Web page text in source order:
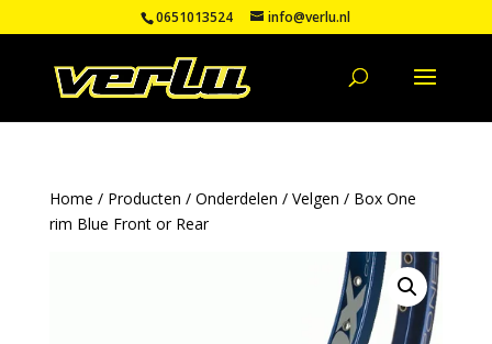
0651013524 info@verlu.nl
Home / Producten / Onderdelen / Velgen / Box One
rim Blue Front or Rear